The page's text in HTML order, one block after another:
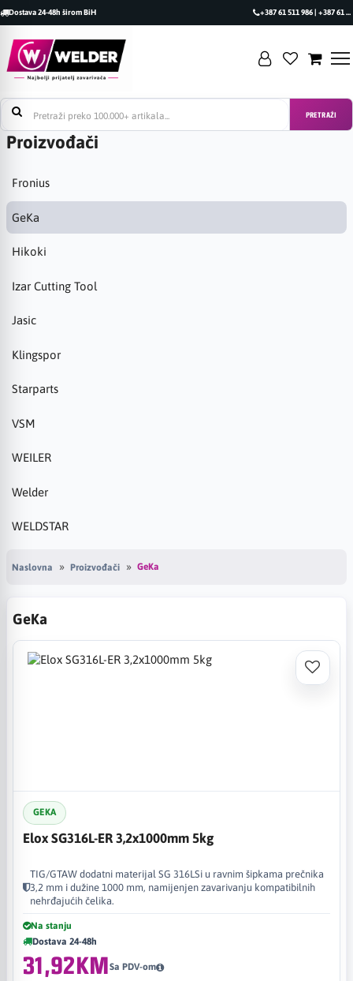
Dostava 24-48h širom BiH +387 61 511 986 | +387 61 493 470
PRETRAŽI
Proizvođači
Fronius
GeKa
Hikoki
Izar Cutting Tool
Jasic
Klingspor
Starparts
VSM
WEILER
Welder
WELDSTAR
Naslovna Proizvođači GeKa
GeKa
GEKA
Elox SG316L-ER 3,2x1000mm 5kg
TIG/GTAW dodatni materijal SG 316LSi u ravnim šipkama prečnika
3,2 mm i dužine 1000 mm, namijenjen zavarivanju kompatibilnih
nehrđajućih čelika.
Na stanju
Dostava 24-48h
31,92KMSa PDV-om